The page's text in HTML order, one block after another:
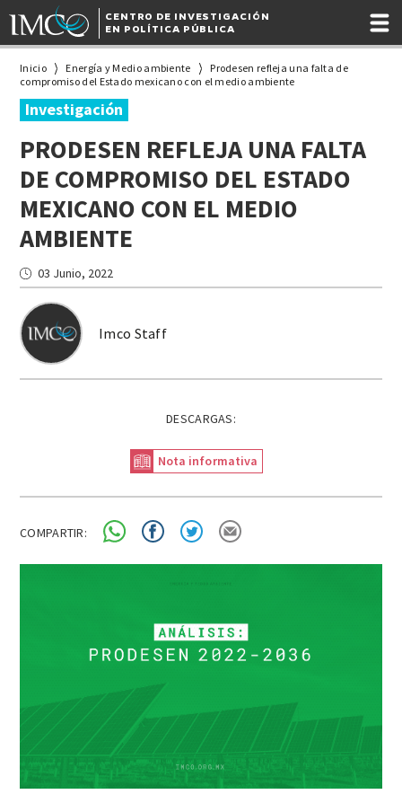
CENTRO DE INVESTIGACIÓN
EN POLÍTICA PÚBLICA
Inicio Energía y Medio ambiente
Prodesen refleja una falta de
compromiso del Estado mexicano con el medio ambiente
Investigación
PRODESEN REFLEJA UNA FALTA
DE COMPROMISO DEL ESTADO
MEXICANO CON EL MEDIO
AMBIENTE
Imco Staff
03 Junio, 2022
DESCARGAS:
Nota informativa
COMPARTIR: